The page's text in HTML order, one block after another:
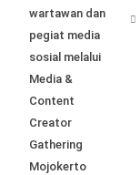
wartawan dan
pegiat media
sosial melalui
Media &
Content
Creator
Gathering
Mojokerto